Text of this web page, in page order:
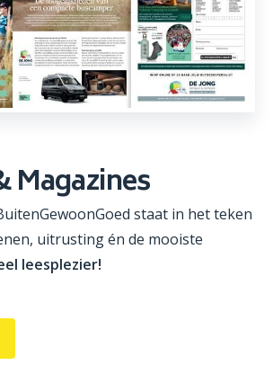
Magazines
staat in het teken
uitrusting én de mooiste
leesplezier!